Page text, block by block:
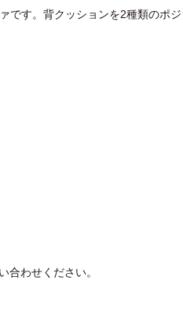
です。背クッションを2種類のポ
合わせください。